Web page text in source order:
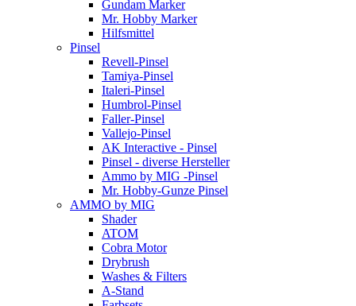
Gundam Marker
Mr. Hobby Marker
Hilfsmittel
Pinsel
Revell-Pinsel
Tamiya-Pinsel
Italeri-Pinsel
Humbrol-Pinsel
Faller-Pinsel
Vallejo-Pinsel
AK Interactive - Pinsel
Pinsel - diverse Hersteller
Ammo by MIG -Pinsel
Mr. Hobby-Gunze Pinsel
AMMO by MIG
Shader
ATOM
Cobra Motor
Drybrush
Washes & Filters
A-Stand